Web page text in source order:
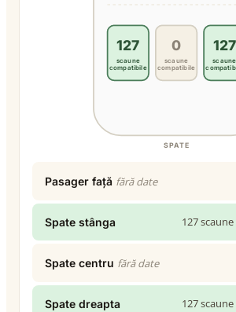
SPATE
127
scaune
compatibile
0
scaune
compatibile
127
scaune
Pasager față fără date
Spate stânga 127
Spate centru fără date
Spate dreapta 127